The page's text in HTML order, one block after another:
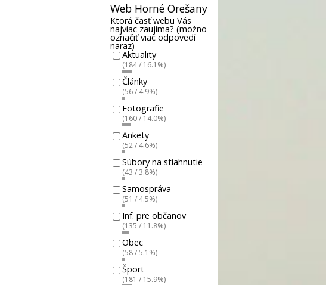
Web Horné Orešany
Ktorá časť webu Vás
najviac zaujíma? (možno
označiť viac odpovedí
naraz)
Aktuality
(184 / 16.1%)
Články
(56 / 4.9%)
Fotografie
(160 / 14.0%)
Ankety
(52 / 4.6%)
Súbory na stiahnutie
(43 / 3.8%)
Samospráva
(51 / 4.5%)
Inf. pre občanov
(135 / 11.8%)
Obec
(58 / 5.1%)
Šport
(181 / 15.9%)